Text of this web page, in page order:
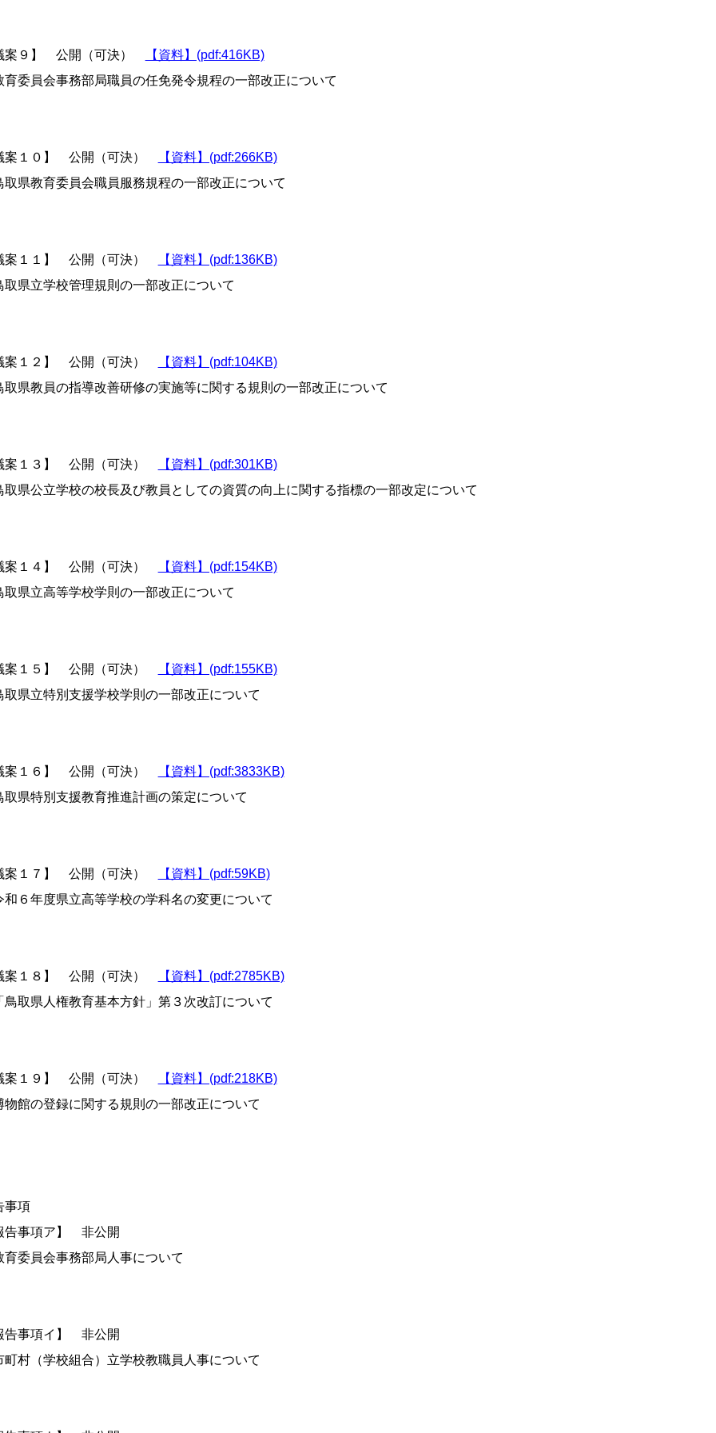
案９】 公開（可決）
【資料】(pdf:416KB)
委員会事務部局職員の任免発令規程の一部改正について
案１０】 公開（可決）
【資料】(pdf:266KB)
県教育委員会職員服務規程の一部改正について
案１１】 公開（可決）
【資料】(pdf:136KB)
県立学校管理規則の一部改正について
案１２】 公開（可決）
【資料】(pdf:104KB)
県教員の指導改善研修の実施等に関する規則の一部改正について
案１３】 公開（可決）
【資料】(pdf:301KB)
県公立学校の校長及び教員としての資質の向上に関する指標の一部改定について
案１４】 公開（可決）
【資料】(pdf:154KB)
県立高等学校学則の一部改正について
案１５】 公開（可決）
【資料】(pdf:155KB)
県立特別支援学校学則の一部改正について
案１６】 公開（可決）
【資料】(pdf:3833KB)
県特別支援教育推進計画の策定について
案１７】 公開（可決）
【資料】(pdf:59KB)
６年度県立高等学校の学科名の変更について
案１８】 公開（可決）
【資料】(pdf:2785KB)
取県人権教育基本方針」第３次改訂について
案１９】 公開（可決）
【資料】(pdf:218KB)
館の登録に関する規則の一部改正について
事項
告事項ア】 非公開
委員会事務部局人事について
告事項イ】 非公開
村（学校組合）立学校教職員人事について